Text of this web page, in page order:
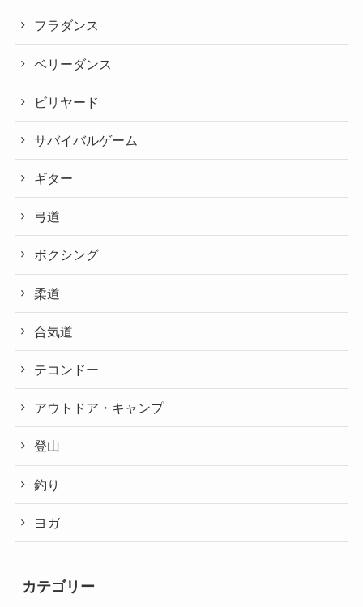
フラダンス
ベリーダンス
ビリヤード
サバイバルゲーム
ギター
弓道
ボクシング
柔道
合気道
テコンドー
アウトドア・キャンプ
登山
釣り
ヨガ
カテゴリー